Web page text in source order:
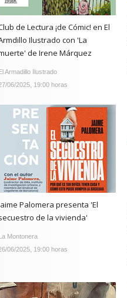
de Lectura ¡de Cómic! en El
Ilustrado con 'La
de Irene Márquez
Armadillo Ilustrado
06/2025, 19:00 horas
Palomera presenta 'El
de la vivienda'
Montonera
06/2025, 19:00 horas